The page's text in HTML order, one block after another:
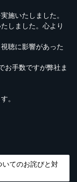
施いたしました。
しました。心より
聴に影響があった
お手数ですが弊社ま
。
いてのお詫びと対